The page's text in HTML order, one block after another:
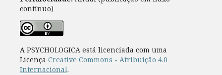
contínuo)
A PSYCHOLOGICA está licenciada com uma
Licença Creative Commons - Atribuição 4.0
Internacional.